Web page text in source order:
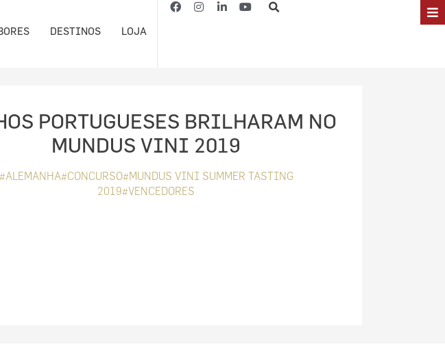
DESTINOS LOJA
PORTUGUESES BRILHARAM NO
MUNDUS VINI 2019
#ALEMANHA#CONCURSO#MUNDUS VINI SUMMER TASTING
2019#VENCEDORES